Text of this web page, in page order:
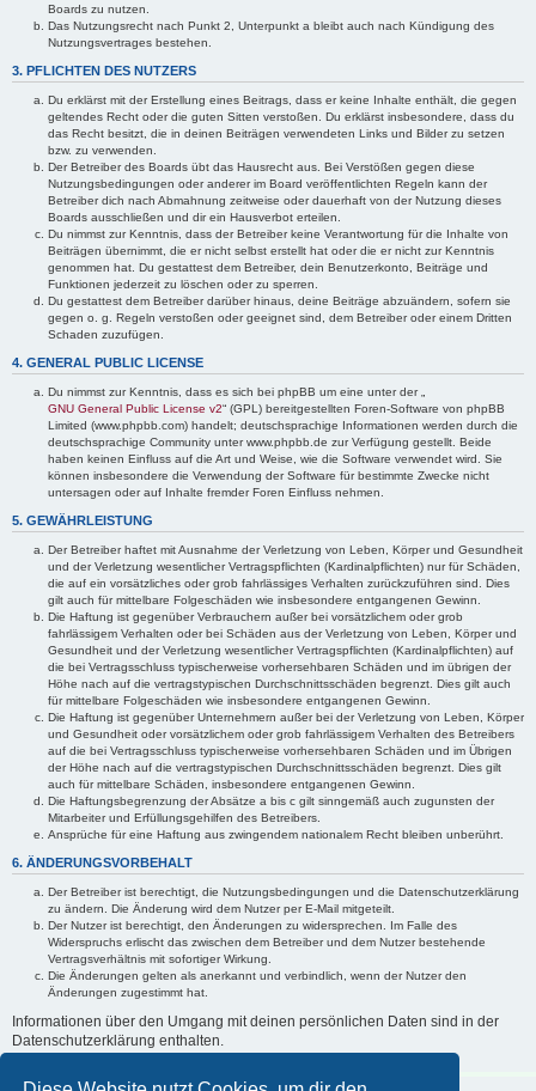
Boards zu nutzen.
Das Nutzungsrecht nach Punkt 2, Unterpunkt a bleibt auch nach Kündigung des
Nutzungsvertrages bestehen.
3. PFLICHTEN DES NUTZERS
Du erklärst mit der Erstellung eines Beitrags, dass er keine Inhalte enthält, die gegen
geltendes Recht oder die guten Sitten verstoßen. Du erklärst insbesondere, dass du
das Recht besitzt, die in deinen Beiträgen verwendeten Links und Bilder zu setzen
bzw. zu verwenden.
Der Betreiber des Boards übt das Hausrecht aus. Bei Verstößen gegen diese
Nutzungsbedingungen oder anderer im Board veröffentlichten Regeln kann der
Betreiber dich nach Abmahnung zeitweise oder dauerhaft von der Nutzung dieses
Boards ausschließen und dir ein Hausverbot erteilen.
Du nimmst zur Kenntnis, dass der Betreiber keine Verantwortung für die Inhalte von
Beiträgen übernimmt, die er nicht selbst erstellt hat oder die er nicht zur Kenntnis
genommen hat. Du gestattest dem Betreiber, dein Benutzerkonto, Beiträge und
Funktionen jederzeit zu löschen oder zu sperren.
Du gestattest dem Betreiber darüber hinaus, deine Beiträge abzuändern, sofern sie
gegen o. g. Regeln verstoßen oder geeignet sind, dem Betreiber oder einem Dritten
Schaden zuzufügen.
4. GENERAL PUBLIC LICENSE
Du nimmst zur Kenntnis, dass es sich bei phpBB um eine unter der „
GNU General Public License v2“ (GPL) bereitgestellten Foren-Software von phpBB
Limited (www.phpbb.com) handelt; deutschsprachige Informationen werden durch die
deutschsprachige Community unter www.phpbb.de zur Verfügung gestellt. Beide
haben keinen Einfluss auf die Art und Weise, wie die Software verwendet wird. Sie
können insbesondere die Verwendung der Software für bestimmte Zwecke nicht
untersagen oder auf Inhalte fremder Foren Einfluss nehmen.
5. GEWÄHRLEISTUNG
Der Betreiber haftet mit Ausnahme der Verletzung von Leben, Körper und Gesundheit
und der Verletzung wesentlicher Vertragspflichten (Kardinalpflichten) nur für Schäden,
die auf ein vorsätzliches oder grob fahrlässiges Verhalten zurückzuführen sind. Dies
gilt auch für mittelbare Folgeschäden wie insbesondere entgangenen Gewinn.
Die Haftung ist gegenüber Verbrauchern außer bei vorsätzlichem oder grob
fahrlässigem Verhalten oder bei Schäden aus der Verletzung von Leben, Körper und
Gesundheit und der Verletzung wesentlicher Vertragspflichten (Kardinalpflichten) auf
die bei Vertragsschluss typischerweise vorhersehbaren Schäden und im übrigen der
Höhe nach auf die vertragstypischen Durchschnittsschäden begrenzt. Dies gilt auch
für mittelbare Folgeschäden wie insbesondere entgangenen Gewinn.
Die Haftung ist gegenüber Unternehmern außer bei der Verletzung von Leben, Körper
und Gesundheit oder vorsätzlichem oder grob fahrlässigem Verhalten des Betreibers
auf die bei Vertragsschluss typischerweise vorhersehbaren Schäden und im Übrigen
der Höhe nach auf die vertragstypischen Durchschnittsschäden begrenzt. Dies gilt
auch für mittelbare Schäden, insbesondere entgangenen Gewinn.
Die Haftungsbegrenzung der Absätze a bis c gilt sinngemäß auch zugunsten der
Mitarbeiter und Erfüllungsgehilfen des Betreibers.
Ansprüche für eine Haftung aus zwingendem nationalem Recht bleiben unberührt.
6. ÄNDERUNGSVORBEHALT
Der Betreiber ist berechtigt, die Nutzungsbedingungen und die Datenschutzerklärung
zu ändern. Die Änderung wird dem Nutzer per E-Mail mitgeteilt.
Der Nutzer ist berechtigt, den Änderungen zu widersprechen. Im Falle des
Widerspruchs erlischt das zwischen dem Betreiber und dem Nutzer bestehende
Vertragsverhältnis mit sofortiger Wirkung.
Die Änderungen gelten als anerkannt und verbindlich, wenn der Nutzer den
Änderungen zugestimmt hat.
Informationen über den Umgang mit deinen persönlichen Daten sind in der
Datenschutzerklärung enthalten.